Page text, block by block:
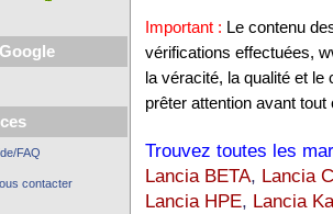
FAQ
contacter
Important : Le contenu
vérifications effectuées,
la véracité, la qualité et
prêter attention avant tout
Trouvez toutes les
Lancia BETA, Lancia
Lancia HPE, Lancia